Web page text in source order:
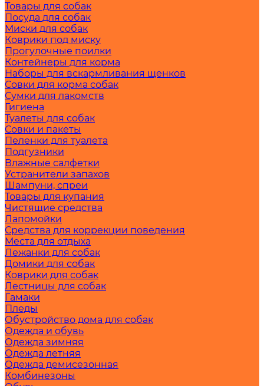
Товары для собак
Посуда для собак
Миски для собак
Коврики под миску
Прогулочные поилки
Контейнеры для корма
Наборы для вскармливания щенков
Совки для корма собак
Сумки для лакомств
Гигиена
Туалеты для собак
Совки и пакеты
Пеленки для туалета
Подгузники
Влажные салфетки
Устранители запахов
Шампуни, спреи
Товары для купания
Чистящие средства
Лапомойки
Средства для коррекции поведения
Места для отдыха
Лежанки для собак
Домики для собак
Коврики для собак
Лестницы для собак
Гамаки
Пледы
Обустройство дома для собак
Одежда и обувь
Одежда зимняя
Одежда летняя
Одежда демисезонная
Комбинезоны